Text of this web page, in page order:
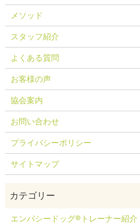
メソッド
スタッフ紹介
よくある質問
お客様の声
協会案内
お問い合わせ
プライバシーポリシー
サイトマップ
エンパシードッグ®トレーナー紹介